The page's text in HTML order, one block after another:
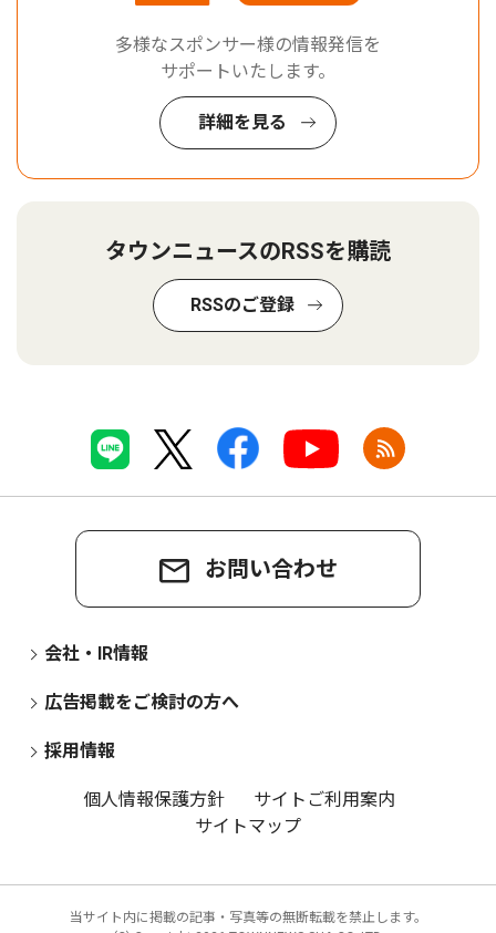
多様なスポンサー様の情報発信を
サポートいたします。
詳細を見る
タウンニュースのRSSを購読
RSSのご登録
お問い合わせ
会社・IR情報
広告掲載をご検討の方へ
採用情報
個人情報保護方針
サイトご利用案内
サイトマップ
当サイト内に掲載の記事・写真等の無断転載を禁止します。